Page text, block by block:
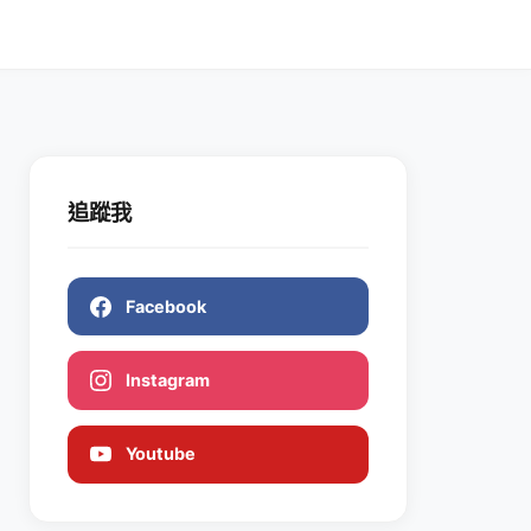
追蹤我
Facebook
Instagram
Youtube